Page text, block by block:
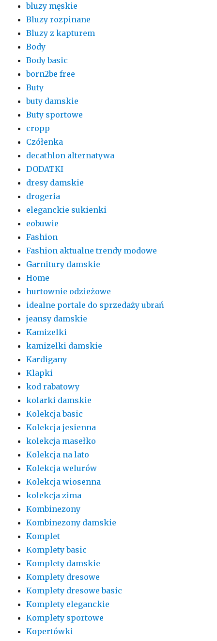
bluzy męskie
Bluzy rozpinane
Bluzy z kapturem
Body
Body basic
born2be free
Buty
buty damskie
Buty sportowe
cropp
Czółenka
decathlon alternatywa
DODATKI
dresy damskie
drogeria
eleganckie sukienki
eobuwie
Fashion
Fashion aktualne trendy modowe
Garnitury damskie
Home
hurtownie odzieżowe
idealne portale do sprzedaży ubrań
jeansy damskie
Kamizelki
kamizelki damskie
Kardigany
Klapki
kod rabatowy
kolarki damskie
Kolekcja basic
Kolekcja jesienna
kolekcja masełko
Kolekcja na lato
Kolekcja welurów
Kolekcja wiosenna
kolekcja zima
Kombinezony
Kombinezony damskie
Komplet
Komplety basic
Komplety damskie
Komplety dresowe
Komplety dresowe basic
Komplety eleganckie
Komplety sportowe
Kopertówki